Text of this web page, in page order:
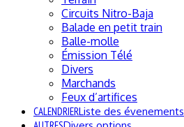
Circuits Nitro-Baja
Balade en petit train
Balle-molle
Émission Télé
Divers
Marchands
Feux d’artifices
CALENDRIERListe des évenements